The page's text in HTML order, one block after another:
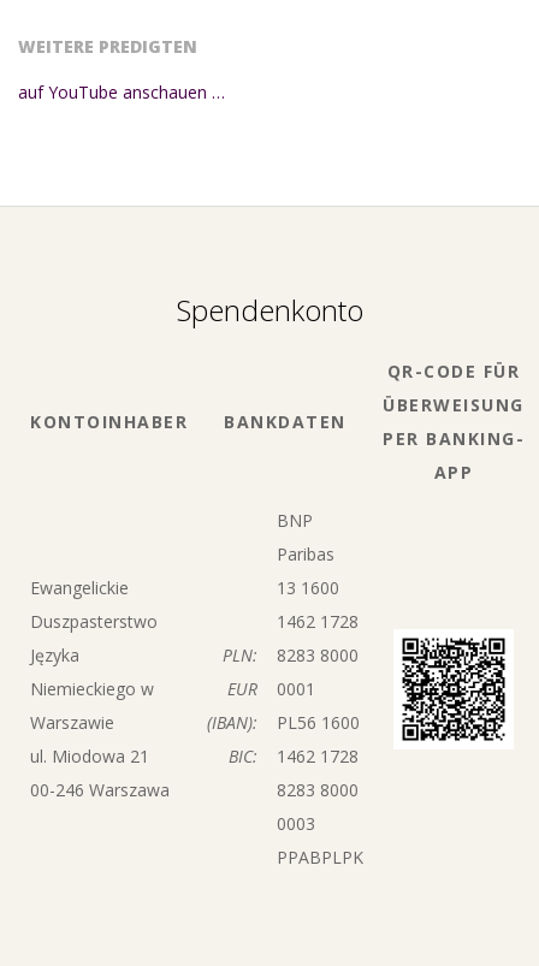
WEITERE PREDIGTEN
auf YouTube anschauen …
Spendenkonto
KONTOINHABER BANKDATEN
QR-CODE FÜR
ÜBERWEISUNG
PER BANKING-
APP
Ewangelickie
Duszpasterstwo
Języka
Niemieckiego w
Warszawie
ul. Miodowa 21
00-246 Warszawa
PLN:
EUR
(IBAN):
BIC:
BNP
Paribas
13 1600
1462 1728
8283 8000
0001
PL56 1600
1462 1728
8283 8000
0003
PPABPLPK